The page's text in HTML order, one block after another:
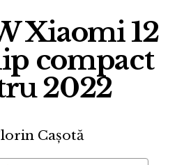
Xiaomi 12
compact
2022
Cașotă